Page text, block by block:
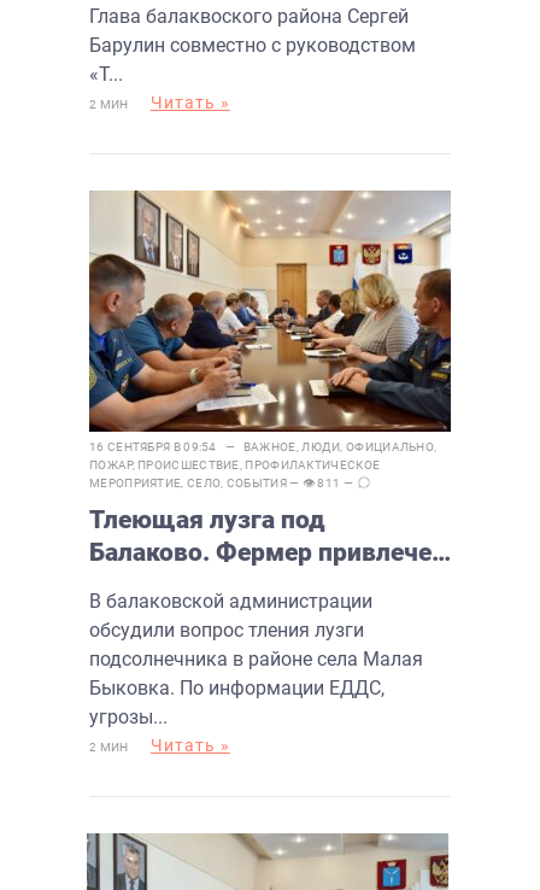
Глава балаквоского района Сергей
Барулин совместно с руководством
«Т...
2 МИН Читать »
16 СЕНТЯБРЯ В 09:54 — ВАЖНОЕ ЛЮДИ ,ОФИЦИАЛЬНО
ПОЖАР, ПРОИСШЕСТВИЕ ПРОФИЛАКТИЧЕСКОЕ
МЕРОПРИЯТИЕ СЕЛО СОБЫТИЯ— 👁 811 —
Тлеющая лузга под
Балаково. Фермер привлечен
В балаковской администрации
обсудили вопрос тления лузги
подсолнечника в районе села Малая
Быковка. По информации ЕДДС,
угрозы...
2 МИН Читать »